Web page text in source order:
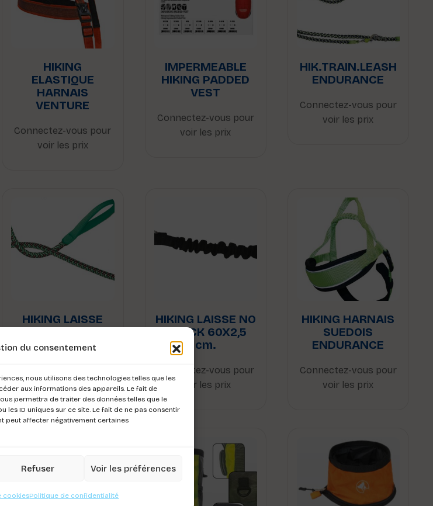
du consentement
nous utilisons des technologies telles que les
aux informations des appareils. Le fait de
permettra de traiter des données telles que le
les ID uniques sur ce site. Le fait de ne pas consentir
peut affecter négativement certaines
Refuser Voir les préférences
cookiesPolitique de confidentialité
HIKING
ELASTIQUE
HARNAIS
VENTURE
Connectez-vous pour
voir les prix
IMPERMEABLE
HIKING PADDED
VEST
Connectez-vous pour
voir les prix
HIK.TRAIN.LEASH
ENDURANCE
Connectez-vous pour
voir les prix
HIKING LAISSE
ENDURANCE
HIKING LAISSE NO
SHOCK 60X2,5
cm.
Connectez-vous pour
voir les prix
HIKING HARNAIS
SUEDOIS
ENDURANCE
Connectez-vous pour
voir les prix